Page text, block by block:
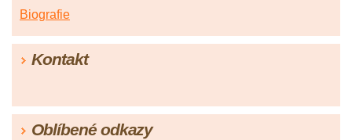
Biografie
Kontakt
Oblíbené odkazy